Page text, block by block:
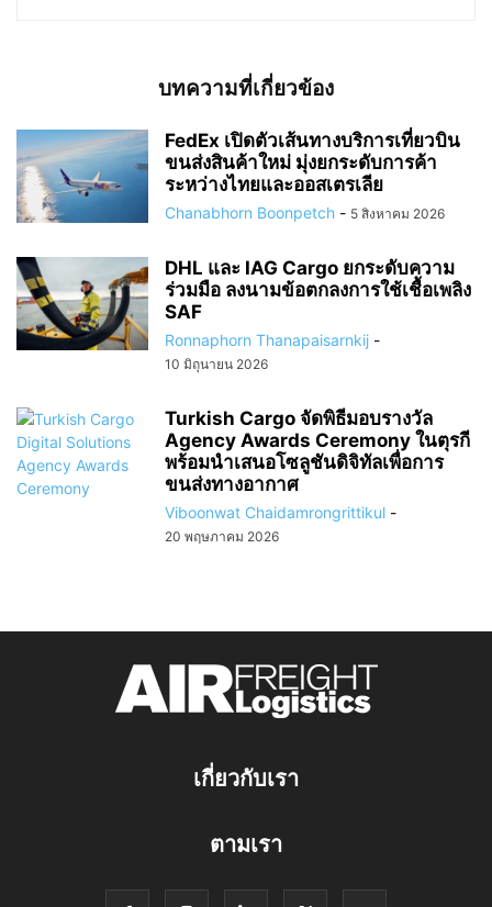
บทความที่เกี่ยวข้อง
FedEx เปิดตัวเส้นทางบริการเที่ยวบิน
ขนส่งสินค้าใหม่ มุ่งยกระดับการค้า
ระหว่างไทยและออสเตรเลีย
Chanabhorn Boonpetch - 5 สิงหาคม 2026
DHL และ IAG Cargo ยกระดับความ
ร่วมมือ ลงนามข้อตกลงการใช้เชื้อเพลิง
SAF
Ronnaphorn Thanapaisarnkij -
10 มิถุนายน 2026
Turkish Cargo จัดพิธีมอบรางวัล
Agency Awards Ceremony ในตุรกี
พร้อมนำเสนอโซลูชันดิจิทัลเพื่อการ
ขนส่งทางอากาศ
Viboonwat Chaidamrongrittikul -
20 พฤษภาคม 2026
เกี่ยวกับเรา
ตามเรา